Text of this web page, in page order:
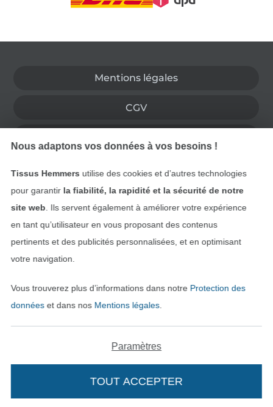
Mentions légales
CGV
Contact
Rétractation de commande
Trouvez plus d’idées
Nous adaptons vos données à vos besoins !
Tissus Hemmers utilise des cookies et d’autres technologies
pour garantir la fiabilité, la rapidité et la sécurité de notre
site web . Ils servent également à améliorer votre expérience
en tant qu’utilisateur en vous proposant des contenus
pertinents et des publicités personnalisées, et en optimisant
votre navigation.
Vous trouverez plus d’informations dans notre Protection des
donnéeset dans nos Mentions légales.
Paramètres
TOUT ACCEPTER